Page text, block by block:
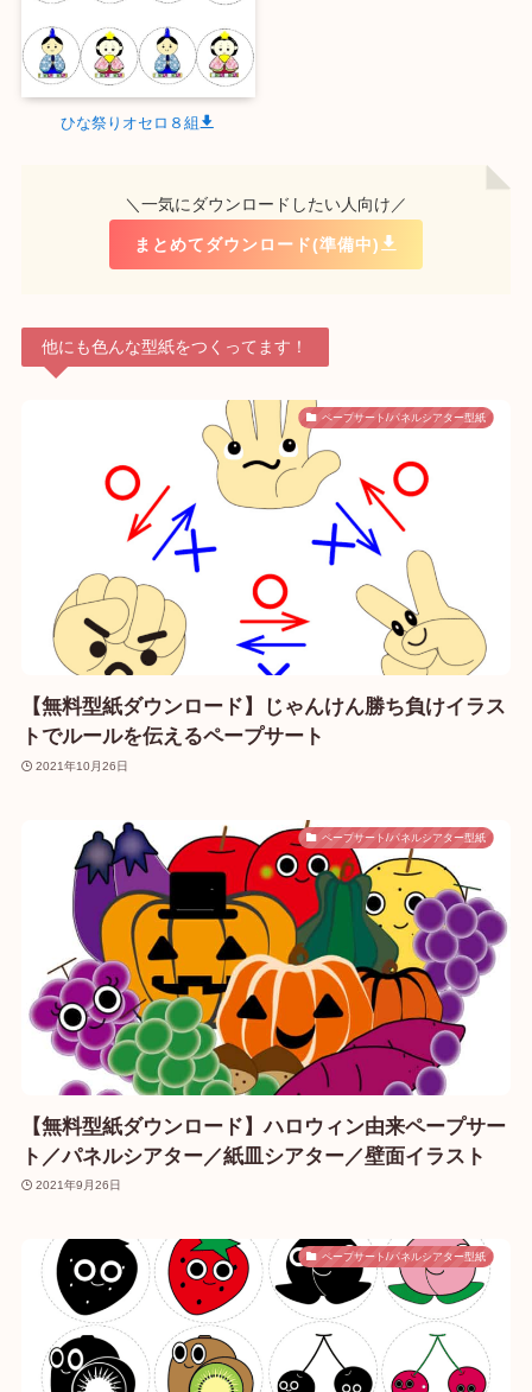
ひな祭りオセロ８組
＼一気にダウンロードしたい人向け／
まとめてダウンロード(準備中)
他にも色んな型紙をつくってます！
ペープサート/パネルシアター型紙
【無料型紙ダウンロード】じゃんけん勝ち負けイラス
トでルールを伝えるペープサート
2021年10月26日
ペープサート/パネルシアター型紙
【無料型紙ダウンロード】ハロウィン由来ペープサー
ト／パネルシアター／紙皿シアター／壁面イラスト
2021年9月26日
ペープサート/パネルシアター型紙